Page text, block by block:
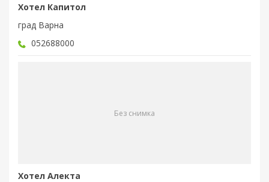
Хотел Капитол
град Варна
052688000
Без снимка
Хотел Алекта